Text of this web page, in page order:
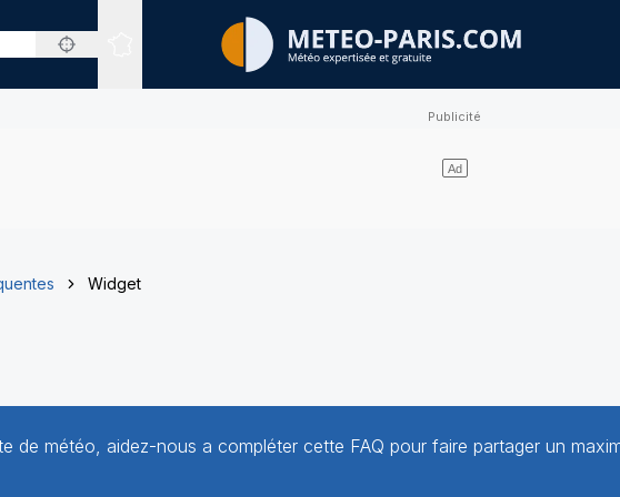
Sites expertisés
Widget
de météo, aidez-nous a compléter cette FAQ pour faire partager un